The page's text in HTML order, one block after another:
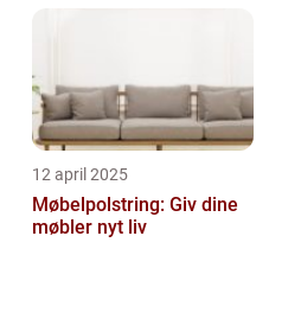
12 april 2025
Møbelpolstring: Giv dine
møbler nyt liv